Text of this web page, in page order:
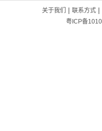
关于我们 | 联系方式|
粤ICP备